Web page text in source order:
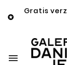

Gratis
